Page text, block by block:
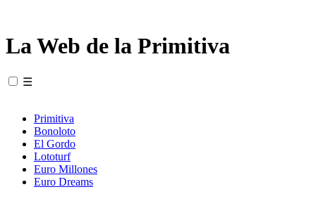
La Web de la Primitiva
☰
Primitiva
Bonoloto
El Gordo
Lototurf
Euro Millones
Euro Dreams